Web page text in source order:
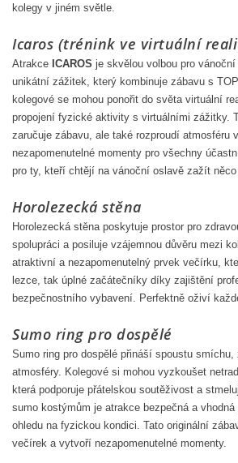
kolegy v jiném světle.
Icaros (trénink ve virtuální
Atrakce ICAROS je skvělou volbou pro
unikátní zážitek, který kombinuje zábavu s
kolegové se mohou ponořit do světa virtuální
propojení fyzické aktivity s virtuálními zážitky.
zaručuje zábavu, ale také rozproudí atmosféru
nezapomenutelné momenty pro všechny
pro ty, kteří chtějí na vánoční oslavě zažít něco
Horolezecká stěna
Horolezecká stěna poskytuje prostor pro
spolupráci a posiluje vzájemnou důvěru mezi
atraktivní a nezapomenutelný prvek večírku,
lezce, tak úplné začátečníky díky zajištění
bezpečnostního vybavení. Perfektně oživí
Sumo ring pro dospělé
Sumo ring pro dospělé přináší spoustu smíchu,
atmosféry. Kolegové si mohou vyzkoušet
která podporuje přátelskou soutěživost a
sumo kostýmům je atrakce bezpečná a vhodná
ohledu na fyzickou kondici. Tato originální
večírek a vytvoří nezapomenutelné momenty.